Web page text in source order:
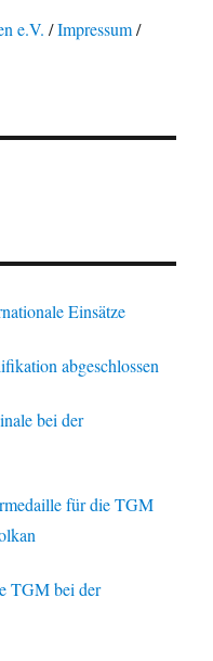
e.V. /Impressum/
Einsätze
abgeschlossen
bei der
für die TGM
TGM bei der